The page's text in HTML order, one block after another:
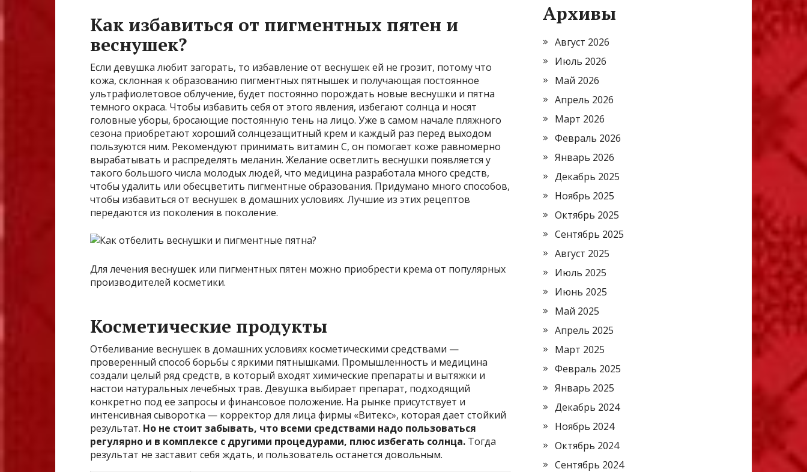
Как избавиться от пигментных пятен и
веснушек?
Если девушка любит загорать, то избавление от веснушек ей не грозит, потому что
кожа, склонная к образованию пигментных пятнышек и получающая постоянное
ультрафиолетовое облучение, будет постоянно порождать новые веснушки и пятна
темного окраса. Чтобы избавить себя от этого явления, избегают солнца и носят
головные уборы, бросающие постоянную тень на лицо. Уже в самом начале пляжного
сезона приобретают хороший солнцезащитный крем и каждый раз перед выходом
пользуются ним. Рекомендуют принимать витамин С, он помогает коже равномерно
вырабатывать и распределять меланин. Желание осветлить веснушки появляется у
такого большого числа молодых людей, что медицина разработала много средств,
чтобы удалить или обесцветить пигментные образования. Придумано много способов,
чтобы избавиться от веснушек в домашних условиях. Лучшие из этих рецептов
передаются из поколения в поколение.
Для лечения веснушек или пигментных пятен можно приобрести крема от популярных
производителей косметики.
Косметические продукты
Отбеливание веснушек в домашних условиях косметическими средствами —
проверенный способ борьбы с яркими пятнышками. Промышленность и медицина
создали целый ряд средств, в который входят химические препараты и вытяжки и
настои натуральных лечебных трав. Девушка выбирает препарат, подходящий
конкретно под ее запросы и финансовое положение. На рынке присутствует и
интенсивная сыворотка — корректор для лица фирмы «Витекс», которая дает стойкий
результат. Но не стоит забывать, что всеми средствами надо пользоваться
регулярно и в комплексе с другими процедурами, плюс избегать солнца. Тогда
результат не заставит себя ждать, и пользователь останется довольным.
Архивы
Август 2026
Июль 2026
Май 2026
Апрель 2026
Март 2026
Февраль 2026
Январь 2026
Декабрь 2025
Ноябрь 2025
Октябрь 2025
Сентябрь 2025
Август 2025
Июль 2025
Июнь 2025
Май 2025
Апрель 2025
Март 2025
Февраль 2025
Январь 2025
Декабрь 2024
Ноябрь 2024
Октябрь 2024
Сентябрь 2024